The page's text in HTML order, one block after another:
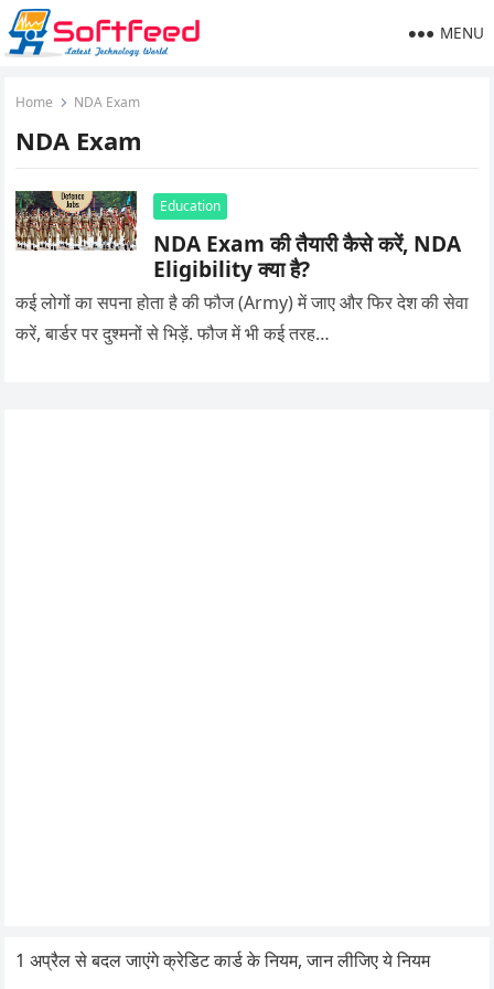
MENU
Home NDA Exam
NDA Exam
Education
NDA Exam की तैयारी कैसे करें, NDA
Eligibility क्या है?
कई लोगों का सपना होता है की फौज (Army) में जाए और फिर देश की सेवा
करें, बार्डर पर दुश्मनों से भिड़ें. फौज में भी कई तरह…
1 अप्रैल से बदल जाएंगे क्रेडिट कार्ड के नियम, जान लीजिए ये नियम